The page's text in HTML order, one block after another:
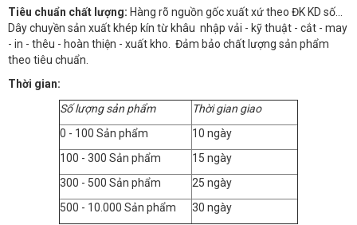
Tiêu chuẩn chất lượng: Hàng rõ nguồn gốc xuất xứ theo ĐK KD số…
Dây chuyền sản xuất khép kín từ khâu nhập vải - kỹ thuật - cắt - may
- in - thêu - hoàn thiện - xuất kho. Đảm bảo chất lượng sản phẩm
theo tiêu chuẩn.
Thời gian:
Số lượng sản phẩm
Thời gian giao
0 - 100 Sản phẩm
10 ngày
100 - 300 Sản phẩm
15 ngày
300 - 500 Sản phẩm
25 ngày
500 - 10.000 Sản phẩm
30 ngày